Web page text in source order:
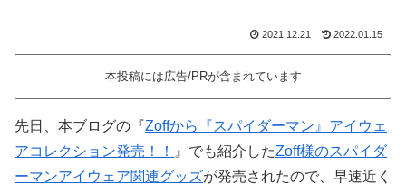
2021.12.21 2022.01.15
本投稿には広告/PRが含まれています
先日、本ブログの『Zoffから『スパイダーマン』アイウェ
アコレクション発売！！
』でも紹介したZoff様のスパイダ
ーマンアイウェア関連グッズが発売されたので、早速近く